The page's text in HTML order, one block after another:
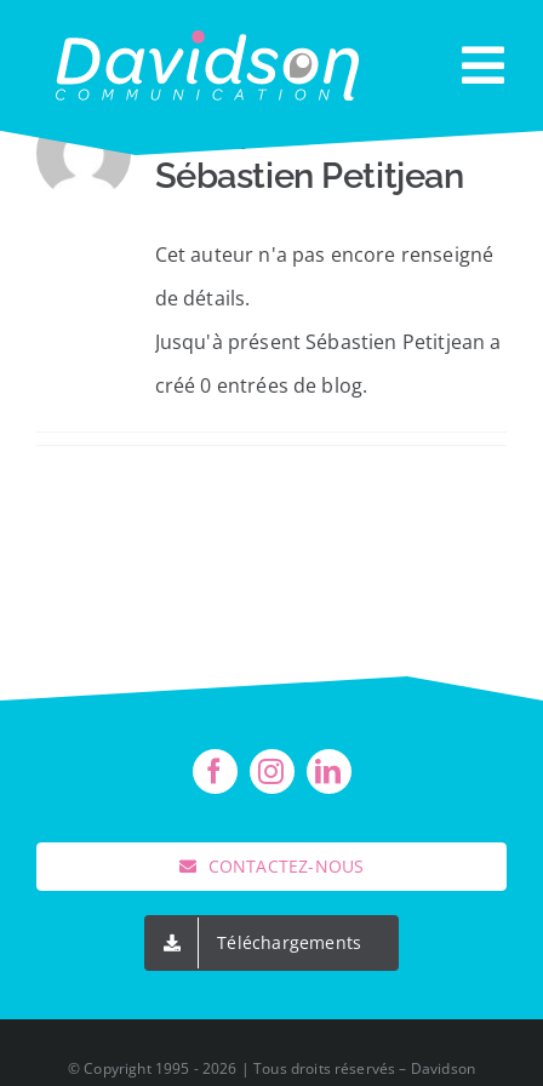
contenu
à
Accueil
Agence
Monaco Économie
Réseaux Sociaux
Conseil en com’
Sébastien Petitjean
Cet auteur n'a pas encore renseigné
de détails.
Jusqu'à présent Sébastien Petitjean a
créé 0 entrées de blog.
CONTACTEZ-NOUS
Téléchargements
© Copyright 1995 - 2026 | Tous droits réservés – Davidson